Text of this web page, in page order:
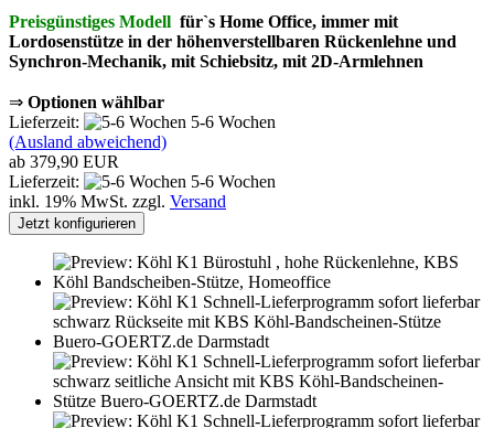
Preisgünstiges Modell für`s Home Office, immer mit
Lordosenstütze in der höhenverstellbaren Rückenlehne und
Synchron-Mechanik, mit Schiebsitz, mit 2D-Armlehnen
⇒ Optionen wählbar
Lieferzeit:
5-6 Wochen
(Ausland abweichend)
ab 379,90 EUR
Lieferzeit:
5-6 Wochen
inkl. 19% MwSt. zzgl. Versand
Jetzt konfigurieren